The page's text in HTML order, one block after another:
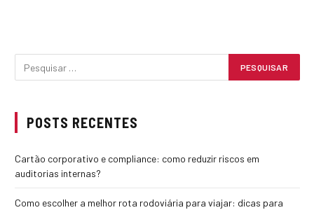
POSTS RECENTES
Cartão corporativo e compliance: como reduzir riscos em
auditorias internas?
Como escolher a melhor rota rodoviária para viajar: dicas para